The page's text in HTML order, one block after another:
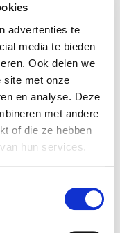
advertenties te
media te bieden
Ook delen we
site met onze
en analyse. Deze
met andere
of die ze hebben
hun services.